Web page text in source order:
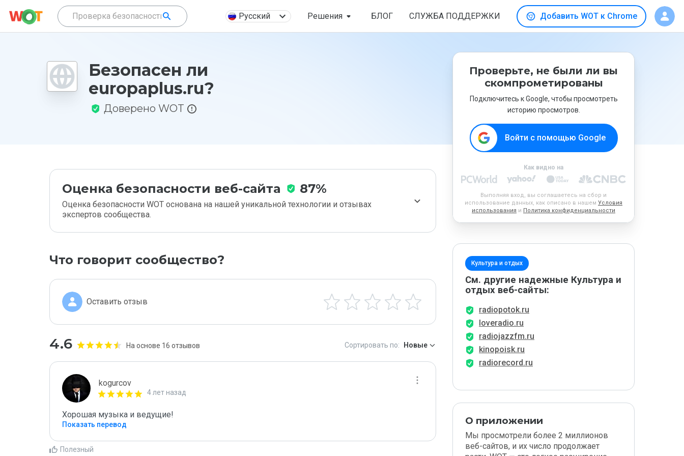
Русский Решения БЛОГ СЛУЖБА ПОДДЕРЖКИ Добавить WOT к Chrome
Безопасен ли
europaplus.ru?
Доверено WOT
Оценка безопасности веб-сайта 87%
Оценка безопасности WOT основана на нашей уникальной технологии и отзывах
экспертов сообщества.
Что говорит сообщество?
Оставить отзыв
4.6 На основе 16 отзывов Сортировать по: Новые
kogurcov
4 лет назад
Хорошая музыка и ведущие!
Показать перевод
Полезный
Проверьте, не были ли вы
скомпрометированы
Подключитесь к Google, чтобы просмотреть
историю просмотров.
Войти с помощью Google
Как видно на
Выполняя вход, вы соглашаетесь на сбор и
использование данных, как описано в нашем Условия
использования и Политика конфиденциальности
Культура и отдых
См. другие надежные Культура и
отдых веб-сайты:
radiopotok.ru
loveradio.ru
radiojazzfm.ru
kinopoisk.ru
radiorecord.ru
О приложении
Мы просмотрели более 2 миллионов
веб-сайтов, и их число продолжает